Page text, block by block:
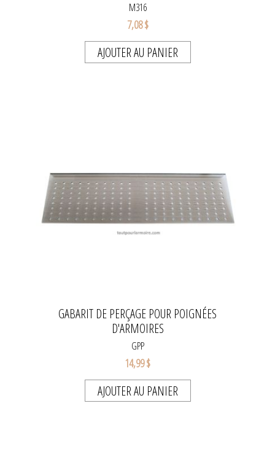
M316
7,08 $
AJOUTER AU PANIER
GABARIT DE PERÇAGE POUR POIGNÉES
D'ARMOIRES
GPP
14,99 $
AJOUTER AU PANIER